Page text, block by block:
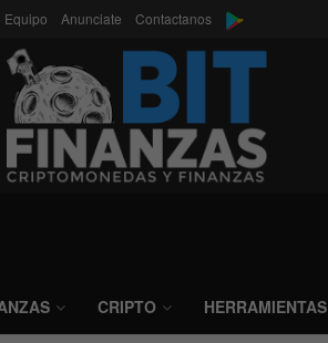
Equipo Anunciate Contactanos
CRIPTO HERRAMIENTAS